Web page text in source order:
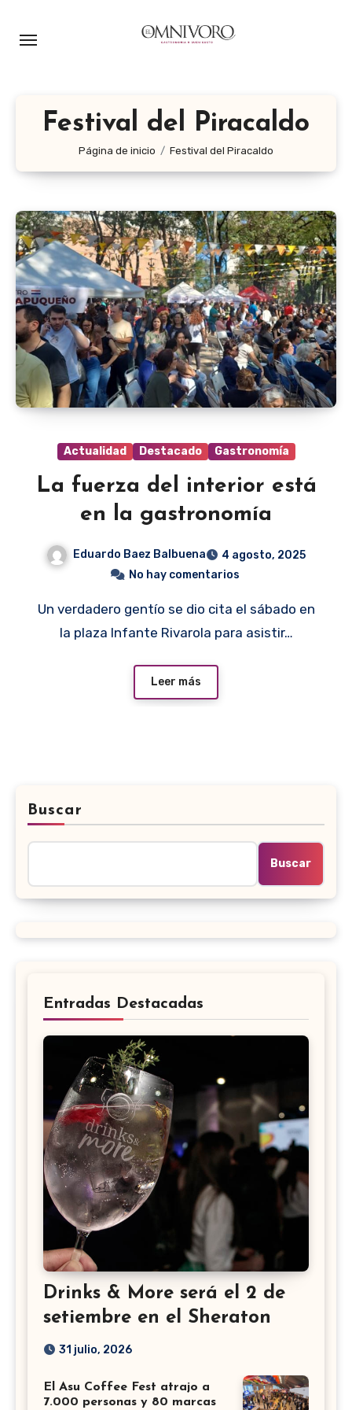
Festival del Piracaldo
Página de inicio Festival del Piracaldo
Actualidad Destacado Gastronomía
La fuerza del interior está
en la gastronomía
Eduardo Baez Balbuena
4 agosto, 2025
No hay comentarios
Un verdadero gentío se dio cita el sábado en
la plaza Infante Rivarola para asistir…
Leer más
Buscar
Buscar
Entradas Destacadas
Drinks & More será el 2 de
setiembre en el Sheraton
31 julio, 2026
El Asu Coffee Fest atrajo a
7.000 personas y 80 marcas